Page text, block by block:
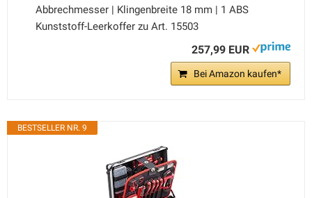
Abbrechmesser | Klingenbreite 18 mm | 1 ABS
Kunststoff-Leerkoffer zu Art. 15503
257,99 EUR
Bei Amazon kaufen*
BESTSELLER NR. 9